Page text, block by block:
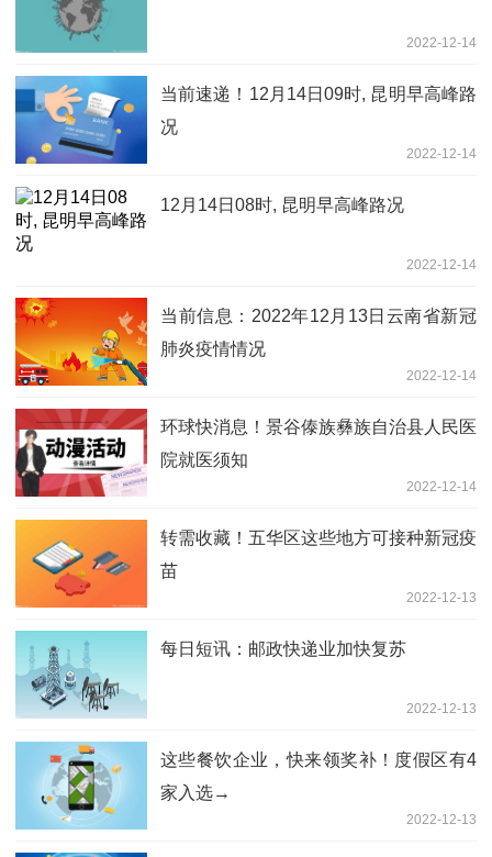
2022-12-14
当前速递！12月14日09时, 昆明早高峰路
况
2022-12-14
12月14日08时, 昆明早高峰路况
2022-12-14
当前信息：2022年12月13日云南省新冠
肺炎疫情情况
2022-12-14
环球快消息！景谷傣族彝族自治县人民医
院就医须知
2022-12-14
转需收藏！五华区这些地方可接种新冠疫
苗
2022-12-13
每日短讯：邮政快递业加快复苏
2022-12-13
这些餐饮企业，快来领奖补！度假区有4
家入选→
2022-12-13